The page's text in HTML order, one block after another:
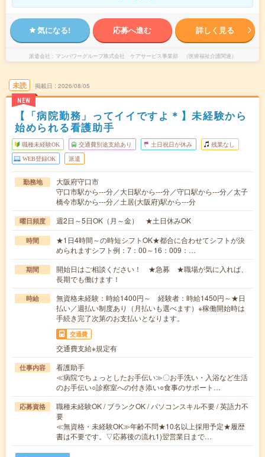
気になる! 応募へ進む 詳しく見る
派遣会社 マンパワーグループ株式会社 ケアサービス事業部 （医療福祉介護関連）
未読
NEW
掲載日 2026/08/05
【「病院勤務」ってイイですよ＊】未経験から
始められる看護助手
職種未経験OK 交通費別途支給あり 土日祝日が休み 残業なし
WEB登録OK 派遣
勤務地
大阪府守口市
守口市駅から---分／大日駅から---分／守口駅から---分／太子
橋今市駅から---分／土居(大阪府)駅から---分
曜日頻度 週2日～5日OK（月～金） ★土日休みOK
時間
★1日4時間～の時短シフトOK★都合に合わせてシフトが決
められますシフト例：7：00～16：009：…
期間
開始日はご相談ください！ ★急募 ★職場が気に入れば、
長期でも働けます！
時給
無資格未経験：時給1400円～ 経験者：時給1450円～★日
払い／週払い制度あり（月払いも選べます）※稼働開始時は
手続き完了次第のお支払いとなります。
交通費
交通費支給※規定有
仕事内容
看護助手
≪病院でちょっとしたお手伝い≫〇お手洗い・入浴など生活
のお手伝い○診察室への付き添い○食事のサポート…
応募資格
職種未経験OK / ブランクOK / パソコンスキル不要 / 英語力不
要
≪無資格・未経験OK≫年齢不問★10名以上採用予定★履歴
書は不要です。▽応募後の流れ1)翌営業日まで…